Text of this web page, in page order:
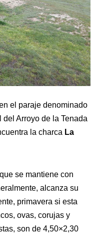
el paraje denominado
del Arroyo de la Tenada
la charca La
se mantiene con
alcanza su
primavera si esta
ovas, corujas y
son de 4,50×2,30